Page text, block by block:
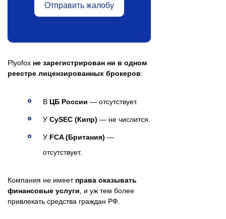
Отправить жалобу
Plyofox не зарегистрирован ни в одном
реестре лицензированных брокеров:
В ЦБ России — отсутствует.
У CySEC (Кипр) — не числится.
У FCA (Британия) —
отсутствует.
Компания не имеет права оказывать
финансовые услуги , и уж тем более
привлекать средства граждан РФ.